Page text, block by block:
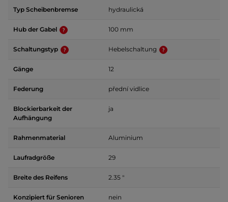
Typ Scheibenbremse hydraulická
Hub der Gabel 100 mm
Schaltungstyp Hebelschaltung
Gänge 12
Federung přední vidlice
Blockierbarkeit der
Aufhängung
ja
Rahmenmaterial Aluminium
Laufradgröße 29
Breite des Reifens 2.35 "
Konzipiert für Senioren nein